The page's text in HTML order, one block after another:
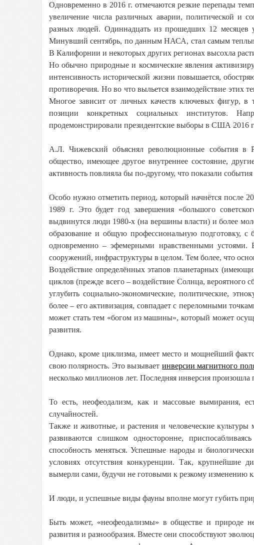
Одновременно в 2016 г. отмечаются резкие перепады
увеличение числа различных аварии, политической и
разных людей. Одиннадцать из прошедших 12 месяцев
Минувший сентябрь, по данным НАСА, стал самым
В Калифорнии и некоторых других регионах высохла
Но обычно природные и космические явления
интенсивность исторической жизни повышается,
противоречия. Но во что выльется взаимодействие этих
Многое зависит от личных качеств ключевых фигур, в
позиции конкретных социальных институтов.
продемонстрировали президентские выборы в США 2016
А.Л. Чижевский объяснял революционные события в
общество, имеющее другое внутреннее состояние,
активность повлияла бы по-другому, что показали
Особо нужно отметить период, который начнётся после
1989 г. Это будет год завершения «большого
выдвинутся люди 1980-х (на вершины власти) и более
образование и общую профессиональную подготовку,
одновременно – эфемерными нравственными устоями.
сооружений, инфраструктуры в целом. Тем более, что
Воздействие определённых этапов планетарных
циклов (прежде всего – воздействие Солнца, вероятного
углубить социально-экономические, политические,
более – его активизация, совпадает с переломными
может стать тем «богом из машины», который может
развития.
Однако, кроме циклизма, имеет место и мощнейший
свою полярность. Это вызывает инверсии магнитного
несколько миллионов лет. Последняя инверсия произошла
То есть, неофеодализм, как и массовые вымирания,
случайностей.
Также и животные, и растения и человеческие
развиваются слишком односторонне,
способность меняться. Успешные народы и
условиях отсутствия конкуренции. Так, крупнейшие
вымерли сами, будучи не готовыми к резкому изменению
И люди, и успешные виды фауны вполне могут губить
Быть может, «неофеодализмы» в обществе и природе
развития и разнообразия. Вместе они способствуют